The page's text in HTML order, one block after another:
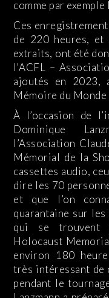
comme par exemple
Ces
de 220 heures, et
extraits, ont été
l'ACFL –
ajoutés en 2023,
Mémoire du Monde
À l’occasion de
Dominique
l’Association
Mémorial de la
cassettes audio,
dire les 70
et que l’on
quarantaine sur
qui se trouvent
Holocaust
environ 180
très intéressant de
pendant le